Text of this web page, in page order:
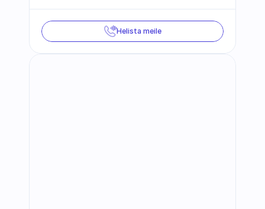
Helista meile